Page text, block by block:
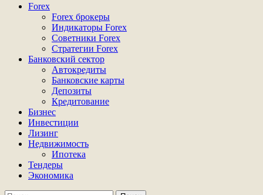
Основное
Forex
Forex брокеры
Индикаторы Forex
Советники Forex
Стратегии Forex
Банковский сектор
Автокредиты
Банковские карты
Депозиты
Кредитование
Бизнес
Инвестиции
Лизинг
Недвижимость
Ипотека
Тендеры
Экономика